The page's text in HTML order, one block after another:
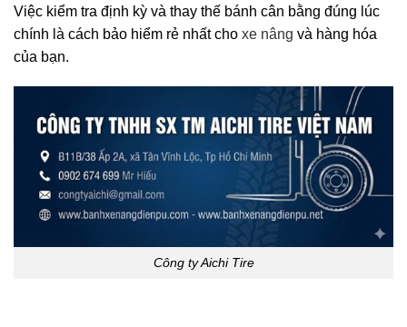
Việc kiểm tra định kỳ và thay thế bánh cân bằng đúng lúc
chính là cách bảo hiểm rẻ nhất cho xe nâng và hàng hóa
của bạn.
Công ty Aichi Tire